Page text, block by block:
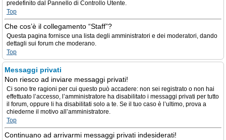
predefinito dal Pannello di Controllo Utente.
Top
Che cos’è il collegamento “Staff”?
Questa pagina fornisce una lista degli amministratori e dei moderatori, dando
dettagli sui forum che moderano.
Top
Messaggi privati
Non riesco ad inviare messaggi privati!
Ci sono tre ragioni per cui questo può accadere: non sei registrato o non hai
effettuato l’accesso, l’amministratore ha disabilitato i messaggi privati per tutto
il forum, oppure li ha disabilitati solo a te. Se il tuo caso è l’ultimo, prova a
chiederne il motivo all’amministratore.
Top
Continuano ad arrivarmi messaggi privati indesiderati!